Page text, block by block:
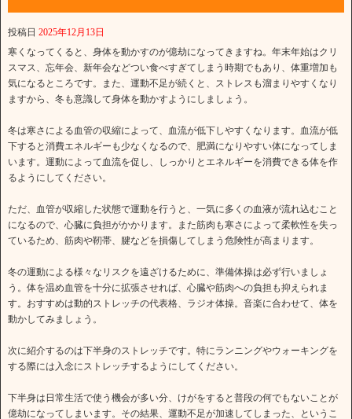
投稿日 2025年12月13日
寒くなってくると、身体を動かすのが億劫になってきますね。年末年始はクリ
スマス、忘年会、新年会などつい食べすぎてしまう時期でもあり、体重増加も
気になるところです。また、運動不足が続くと、ストレスも溜まりやすくなり
ますから、冬も意識して身体を動かすようにしましょう。
冬は寒さによる血管の収縮によって、血流が低下しやすくなります。血流が低
下すると消費エネルギーも少なくなるので、肥満になりやすい体になってしま
います。運動によって血流を促し、しっかりとエネルギーを消費できる体を作
るようにしてください。
ただ、血管が収縮した状態で運動を行うと、一気に多くの血液が流れ込むこと
になるので、心臓に負担がかかります。また筋肉も寒さによって柔軟性を失っ
ているため、筋肉や靭帯、腱などを損傷してしまう危険性が高まります。
冬の運動による様々なリスクを遠ざけるために、準備体操は必ず行いましょ
う。体を温め血管を十分に拡張させれば、心臓や筋肉への負担も抑えられま
す。おすすめは動的ストレッチの代表格、ラジオ体操。音楽に合わせて、体を
動かしてみましょう。
次に紹介するのは下半身のストレッチです。特にランニングやウォーキングを
する際には入念にストレッチするようにしてください。
下半身は日常生活で使う機会が多い分、けがをすると普段の何でもないことが
億劫になってしまいます。その結果、運動不足が加速してしまった、というこ